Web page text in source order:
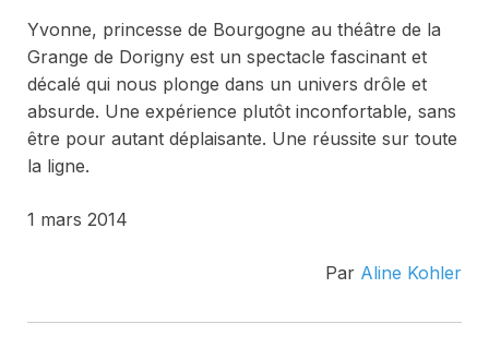
Yvonne, princesse de Bourgogne au théâtre de la
Grange de Dorigny est un spectacle fascinant et
décalé qui nous plonge dans un univers drôle et
absurde. Une expérience plutôt inconfortable, sans
être pour autant déplaisante. Une réussite sur toute
la ligne.
1 mars 2014
Par Aline Kohler